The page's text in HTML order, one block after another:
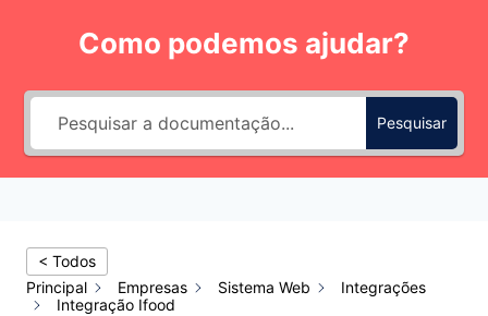
Conteúdo
Como podemos ajudar?
Pesquisar
< Todos
Principal
Empresas Sistema Web
Integrações
Integração Ifood